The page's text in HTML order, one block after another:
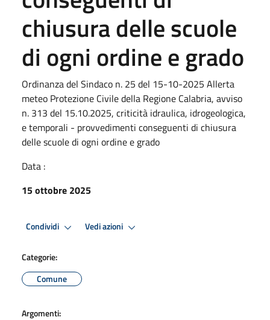
chiusura delle scuole
di ogni ordine e grado
Ordinanza del Sindaco n. 25 del 15-10-2025 Allerta
meteo Protezione Civile della Regione Calabria, avviso
n. 313 del 15.10.2025, criticità idraulica, idrogeologica,
e temporali - provvedimenti conseguenti di chiusura
delle scuole di ogni ordine e grado
Data :
15 ottobre 2025
Condividi Vedi azioni
Categorie:
Comune
Argomenti: